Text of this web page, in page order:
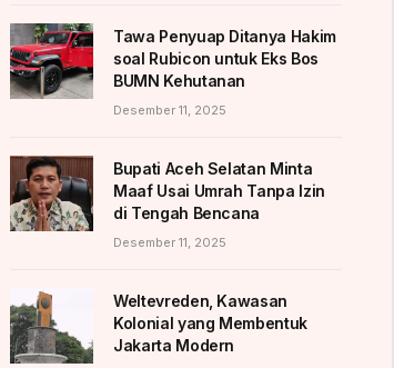
Tawa Penyuap Ditanya Hakim
soal Rubicon untuk Eks Bos
BUMN Kehutanan
Desember 11, 2025
Bupati Aceh Selatan Minta
Maaf Usai Umrah Tanpa Izin
di Tengah Bencana
Desember 11, 2025
Weltevreden, Kawasan
Kolonial yang Membentuk
Jakarta Modern